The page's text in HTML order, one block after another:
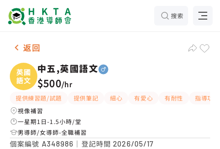
搜索
男-1名 中五,英國語文，中上環 補習推介
返回
英國
語文
中五,英國語文
$500/hr
提供練習題/試題 提供筆記 細心 有愛心 有耐性
指導功課
視像補習
一星期1日-1.5小時/堂
男導師/女導師-全職補習
個案編號 A348986 ｜登記時間2026/05/17